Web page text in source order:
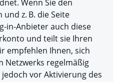
Wenn Sie den
z. B. die Seite
in-Anbieter auch diese
und teilt sie Ihren
empfehlen Ihnen, sich
Netzwerks regelmäßig
vor Aktivierung des